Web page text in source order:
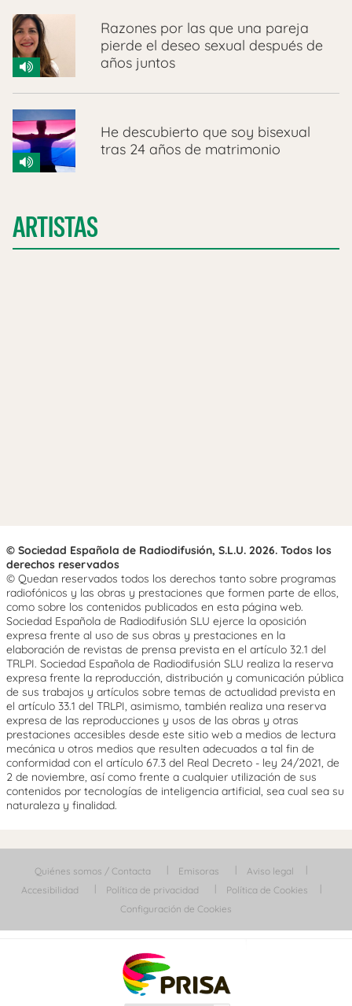
Razones por las que una pareja
pierde el deseo sexual después de
años juntos
He descubierto que soy bisexual
tras 24 años de matrimonio
ARTISTAS
© Sociedad Española de Radiodifusión, S.L.U. 2026. Todos los
derechos reservados
© Quedan reservados todos los derechos tanto sobre programas
radiofónicos y las obras y prestaciones que formen parte de ellos,
como sobre los contenidos publicados en esta página web.
Sociedad Española de Radiodifusión SLU ejerce la oposición
expresa frente al uso de sus obras y prestaciones en la
elaboración de revistas de prensa prevista en el artículo 32.1 del
TRLPI. Sociedad Española de Radiodifusión SLU realiza la reserva
expresa frente la reproducción, distribución y comunicación pública
de sus trabajos y artículos sobre temas de actualidad prevista en
el artículo 33.1 del TRLPI, asimismo, también realiza una reserva
expresa de las reproducciones y usos de las obras y otras
prestaciones accesibles desde este sitio web a medios de lectura
mecánica u otros medios que resulten adecuados a tal fin de
conformidad con el artículo 67.3 del Real Decreto - ley 24/2021, de
2 de noviembre, así como frente a cualquier utilización de sus
contenidos por tecnologías de inteligencia artificial, sea cual sea su
naturaleza y finalidad.
Quiénes somos / Contacta Emisoras
Aviso legal
Accesibilidad
Política de privacidad
Política de Cookies
Configuración de Cookies